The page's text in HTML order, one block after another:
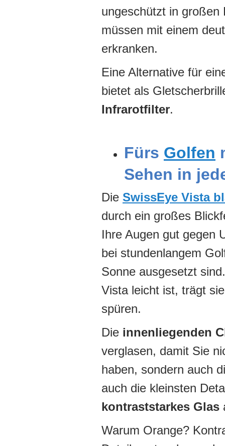
ungeschützt in großen
müssen mit einem
erkranken.
Eine Alternative für
bietet als
Infrarotfilter.
Fürs Golfen
Sehen in
Die SwissEye Vista
durch ein großes
Ihre Augen gut gegen
bei stundenlangem
Sonne ausgesetzt
Vista leicht ist, trägt
spüren.
Die innenliegenden
verglasen, damit Sie
haben, sondern auch
auch die kleinsten
kontraststarkes Glas
Warum Orange?